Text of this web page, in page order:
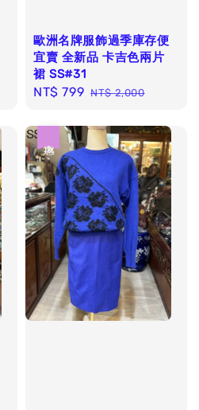
歐洲名牌服飾過季庫存便
宜賣 全新品 卡吉色兩片
裙 SS#31
Sale
NT$ 799 Regular
NT$ 2,000